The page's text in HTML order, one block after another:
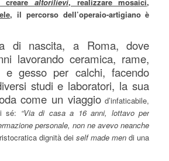
il percorso dell’operaio-artigiano è
di nascita, a Roma, dove
lavorando ceramica, rame,
e gesso per calchi, facendo
studi e laboratori, la sua
come un viaggiod’infaticabile,
sé: “Via di casa a 16 anni, lottavo per
personale, non ne avevo neanche
dignità deiself made men di una